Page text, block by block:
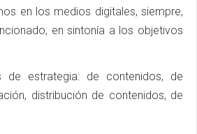
en los medios digitales, siempre,
en sintonía a los objetivos
de estrategia: de contenidos, de
distribución de contenidos, de